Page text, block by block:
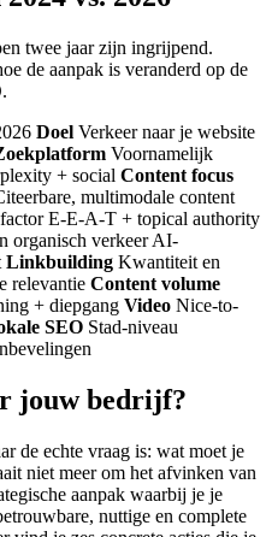
twee jaar zijn ingrijpend.
de aanpak is veranderd op de
Doel Verkeer naar je website
Voornamelijk
+ social Content focus
multimodale content
E-E-A-T + topical authority
organisch verkeer AI-
Linkbuilding Kwantiteit en
relevantie Content volume
+ diepgang Video Nice-to-
SEO Stad-niveau
jouw bedrijf?
de echte vraag is: wat moet je
niet meer om het afvinken van
aanpak waarbij je je
nuttige en complete